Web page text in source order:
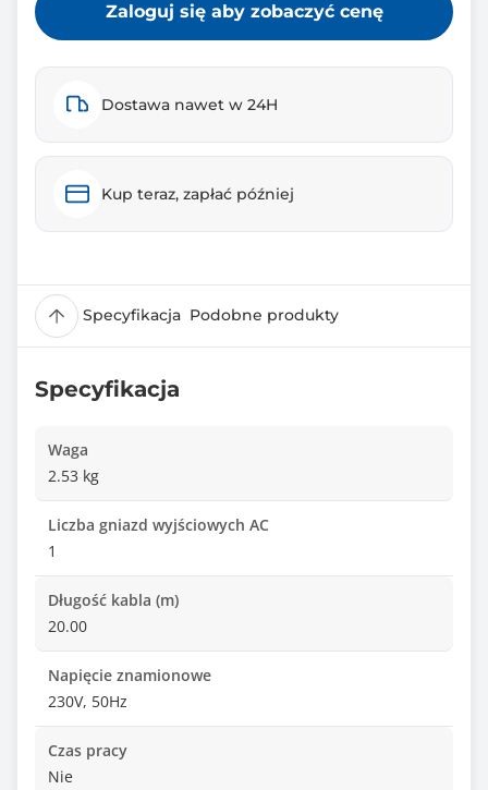
Zaloguj się aby zobaczyć cenę
Dostawa nawet w 24H
Kup teraz, zapłać później
Specyfikacja Podobne produkty
Specyfikacja
Waga
2.53 kg
Liczba gniazd wyjściowych AC
1
Długość kabla (m)
20.00
Napięcie znamionowe
230V, 50Hz
Czas pracy
Nie